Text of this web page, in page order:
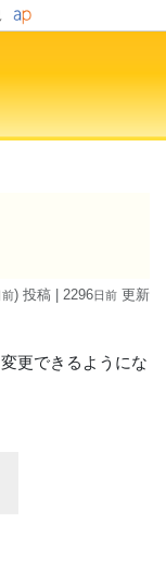
前) 投稿 | 2296日前 更新
更できるようにな